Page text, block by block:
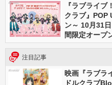
『ラブライ
クラブ』POP
ン～ 10月31
間限定オープ
注目記事
映画『ラブラ
ドルクラブ